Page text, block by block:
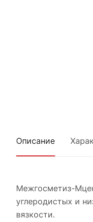
Описание
Межгосметиз-
углеродистых и
вязкости.